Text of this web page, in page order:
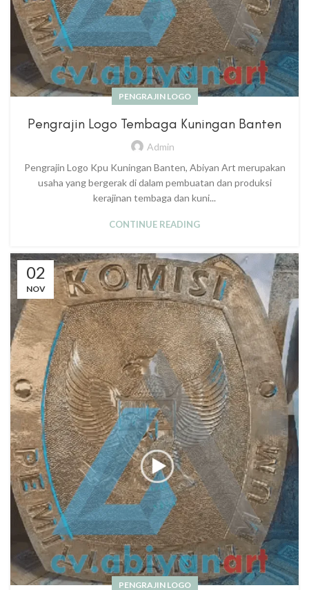
PENGRAJIN LOGO
Pengrajin Logo Tembaga Kuningan Banten
Admin
Pengrajin Logo Kpu Kuningan Banten, Abiyan Art merupakan
usaha yang bergerak di dalam pembuatan dan produksi
kerajinan tembaga dan kuni...
CONTINUE READING
02
NOV
PENGRAJIN LOGO